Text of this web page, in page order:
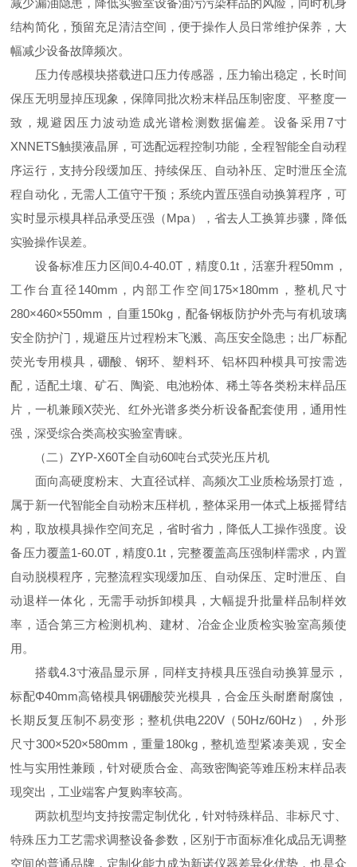
减少漏油隐患，降低实验室设备油污污染样品的风险，同时机身
结构简化，预留充足清洁空间，便于操作人员日常维护保养，大
幅减少设备故障频次。
压力传感模块搭载进口压力传感器，压力输出稳定，长时间
保压无明显掉压现象，保障同批次粉末样品压制密度、平整度一
致，规避因压力波动造成光谱检测数据偏差。设备采用7寸
XNNETS触摸液晶屏，可选配远程控制功能，全程智能全自动程
序运行，支持分段缓加压、持续保压、自动补压、定时泄压全流
程自动化，无需人工值守干预；系统内置压强自动换算程序，可
实时显示模具样品承受压强（Mpa），省去人工换算步骤，降低
实验操作误差。
设备标准压力区间0.4-40.0T，精度0.1t，活塞升程50mm，
工作台直径140mm，内部工作空间175×180mm，整机尺寸
280×460×550mm，自重150kg，配备钢板防护外壳与有机玻璃
安全防护门，规避压片过程粉末飞溅、高压安全隐患；出厂标配
荧光专用模具，硼酸、钢环、塑料环、铝杯四种模具可按需选
配，适配土壤、矿石、陶瓷、电池粉体、稀土等各类粉末样品压
片，一机兼顾X荧光、红外光谱多类分析设备配套使用，通用性
强，深受综合类高校实验室青睐。
（二）ZYP-X60T全自动60吨台式荧光压片机
面向高硬度粉末、大直径试样、高频次工业质检场景打造，
属于新一代智能全自动粉末压样机，整体采用一体式上板摇臂结
构，取放模具操作空间充足，省时省力，降低人工操作强度。设
备压力覆盖1-60.0T，精度0.1t，完整覆盖高压强制样需求，内置
自动脱模程序，完整流程实现缓加压、自动保压、定时泄压、自
动退样一体化，无需手动拆卸模具，大幅提升批量样品制样效
率，适合第三方检测机构、建材、冶金企业质检实验室高频使
用。
搭载4.3寸液晶显示屏，同样支持模具压强自动换算显示，
标配Φ40mm高铬模具钢硼酸荧光模具，合金压头耐磨耐腐蚀，
长期反复压制不易变形；整机供电220V（50Hz/60Hz），外形
尺寸300×520×580mm，重量180kg，整机造型紧凑美观，安全
性与实用性兼顾，针对硬质合金、高致密陶瓷等难压粉末样品表
现突出，工业端客户复购率较高。
两款机型均支持按需定制优化，针对特殊样品、非标尺寸、
特殊压力工艺需求调整设备参数，区别于市面标准化成品无调整
空间的普通品牌，定制化能力成为新诺仪器差异化优势，也是众